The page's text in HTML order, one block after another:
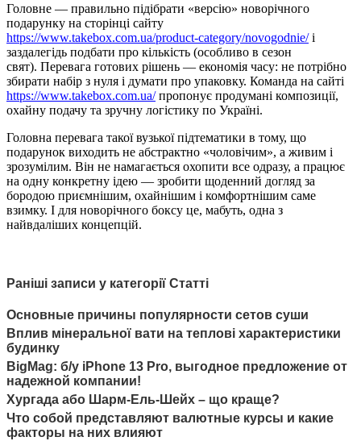
Головне — правильно підібрати «версію» новорічного
подарунку на сторінці сайту
https://www.takebox.com.ua/product-category/novogodnie/і
заздалегідь подбати про кількість (особливо в сезон
свят). Перевага готових рішень — економія часу: не потрібно
збирати набір з нуля і думати про упаковку. Команда на сайті
https://www.takebox.com.ua/пропонує продумані композиції,
охайну подачу та зручну логістику по Україні.
Головна перевага такої вузької підтематики в тому, що
подарунок виходить не абстрактно «чоловічим», а живим і
зрозумілим. Він не намагається охопити все одразу, а працює
на одну конкретну ідею — зробити щоденний догляд за
бородою приємнішим, охайнішим і комфортнішим саме
взимку. І для новорічного боксу це, мабуть, одна з
найвдаліших концепцій.
Раніші записи у категорії Статті
Основные причины популярности сетов суши
Вплив мінеральної вати на теплові характеристики
будинку
BigMag: б/у iPhone 13 Pro, выгодное предложение от
надежной компании!
Хургада або Шарм-Ель-Шейх – що краще?
Что собой представляют валютные курсы и какие
факторы на них влияют